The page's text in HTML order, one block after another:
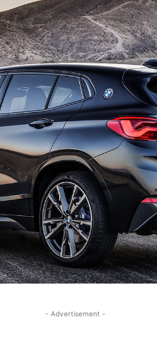
- Advertisement -